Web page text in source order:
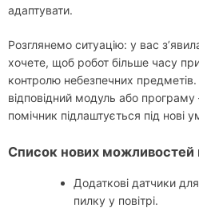
адаптувати.
Розглянемо ситуацію: у вас
хочете, щоб робот більше часу
контролю небезпечних
відповідний модуль або
помічник підлаштується під нові
Список нових можливостей
Додаткові датчики
пилку у повітрі.